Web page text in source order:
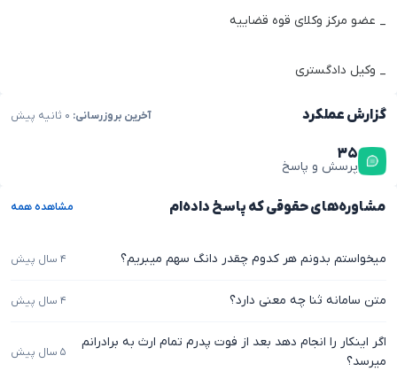
_ عضو مرکز وکلای قوه قضاییه
_ وکیل دادگستری
گزارش عملکرد آخرین بروزرسانی:
۳۵
پرسش و پاسخ
مشاوره‌های حقوقی که پاسخ داده‌ام مشاهده همه
میخواستم بدونم هر کدوم چقدر دانگ سهم میبریم؟ ۴ سال پیش
متن سامانه ثنا چه معنی دارد؟ ۴ سال پیش
اگر اینکار را انجام دهد بعد از فوت پدرم تمام ارث به برادرانم
میرسد؟
۵ سال پیش